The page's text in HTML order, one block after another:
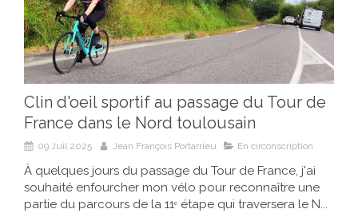
Clin d'oeil sportif au passage du Tour de
France dans le Nord toulousain
09 Juil 2025 Jean François Portarrieu En circonscription
À quelques jours du passage du Tour de France, j'ai
souhaité enfourcher mon vélo pour reconnaître une
partie du parcours de la 11ᵉ étape qui traversera le N...